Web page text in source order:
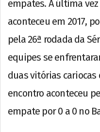
empates. A última vez
aconteceu em 2017,
pela 26ª rodada da
equipes se
duas vitórias
encontro aconteceu
empate por 0 a 0 no